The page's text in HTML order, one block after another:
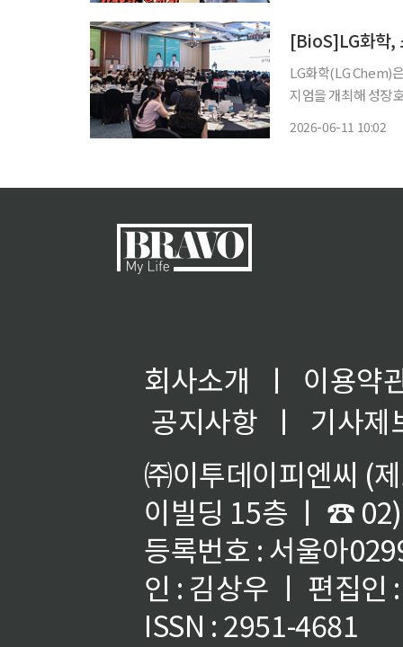
[BioS]LG화학,
LG화학(LG Chem)
지엄을 개최해 성장
2026-06-11 10:02
회사소개 ㅣ
이용약
공지사항
ㅣ
기사제
㈜이투데이피엔씨 (
이빌딩 15층 ㅣ ☎
등록번호 : 서울아
인 : 김상우 ㅣ 편집인
ISSN : 2951-4681